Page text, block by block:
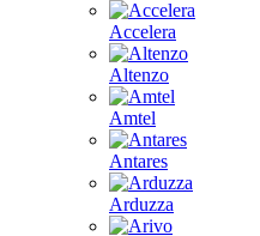
Accelera
Altenzo
Amtel
Antares
Arduzza